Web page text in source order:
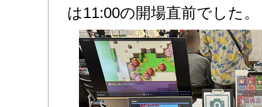
は11:00の開場直前でした。